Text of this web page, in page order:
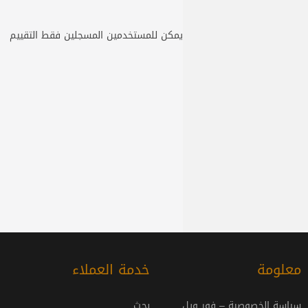
يمكن للمستخدمين المسجلين فقط التقييم
معلومة خدمة العملاء